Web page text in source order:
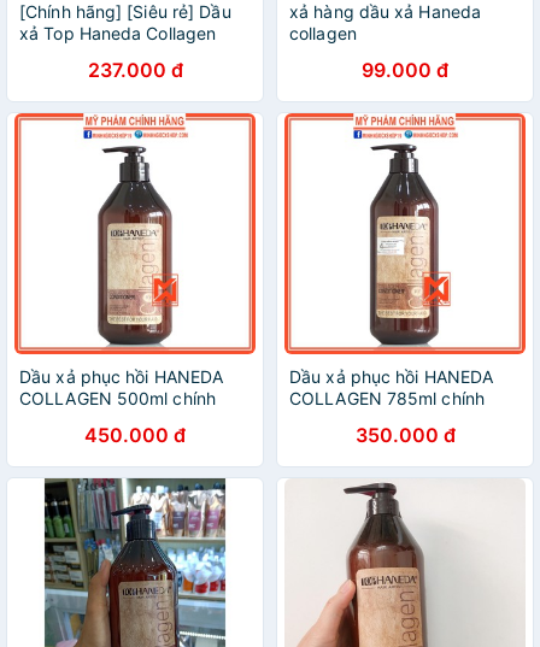
[Chính hãng] [Siêu rẻ] Dầu
xả Top Haneda Collagen
237.000 đ
xả hàng dầu xả Haneda
collagen
99.000 đ
Dầu xả phục hồi HANEDA
COLLAGEN 500ml chính
450.000 đ
Dầu xả phục hồi HANEDA
COLLAGEN 785ml chính
350.000 đ